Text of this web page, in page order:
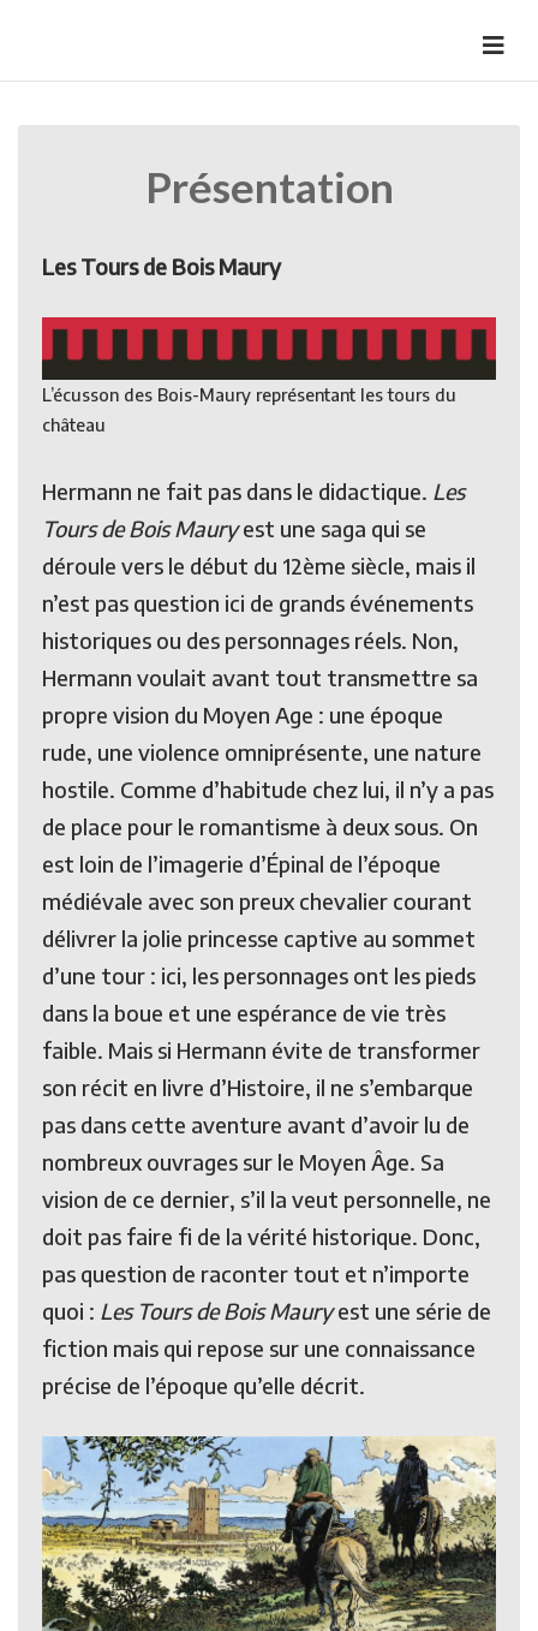
Présentation
Les Tours de Bois Maury
L’écusson des Bois-Maury représentant les tours du
château
Hermann ne fait pas dans le didactique. Les
Tours de Bois Mauryest une saga qui se
déroule vers le début du 12ème siècle, mais il
n’est pas question ici de grands événements
historiques ou des personnages réels. Non,
Hermann voulait avant tout transmettre sa
propre vision du Moyen Age : une époque
rude, une violence omniprésente, une nature
hostile. Comme d’habitude chez lui, il n’y a pas
de place pour le romantisme à deux sous. On
est loin de l’imagerie d’Épinal de l’époque
médiévale avec son preux chevalier courant
délivrer la jolie princesse captive au sommet
d’une tour : ici, les personnages ont les pieds
dans la boue et une espérance de vie très
faible. Mais si Hermann évite de transformer
son récit en livre d’Histoire, il ne s’embarque
pas dans cette aventure avant d’avoir lu de
nombreux ouvrages sur le Moyen Âge. Sa
vision de ce dernier, s’il la veut personnelle, ne
doit pas faire fi de la vérité historique. Donc,
pas question de raconter tout et n’importe
quoi : Les Tours de Bois Mauryest une série de
fiction mais qui repose sur une connaissance
précise de l’époque qu’elle décrit.